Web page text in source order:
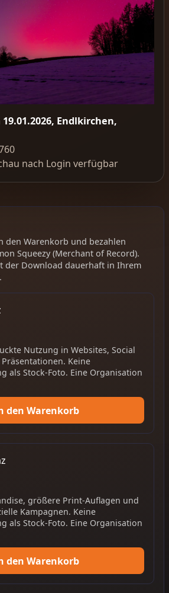
Endlkirchen,
nach Login verfügbar
den Warenkorb und bezahlen
Squeezy (Merchant of Record).
der Download dauerhaft in Ihrem
Nutzung in Websites, Social
Keine
als Stock-Foto. Eine Organisation
den Warenkorb
größere Print-Auflagen und
Kampagnen. Keine
als Stock-Foto. Eine Organisation
den Warenkorb